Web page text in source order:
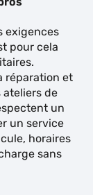
exigences
pour cela
réparation et
de
un
un service
horaires
sans